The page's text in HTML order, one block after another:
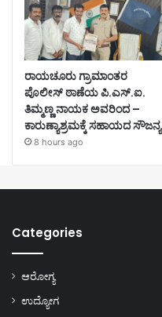
ರಾಯಚೂರು ಗ್ರಾಮಾಂತರ
ಪೊಲೀಸ್ ಠಾಣೆಯ ಪಿ.ಎಸ್.ಐ.
ತಿಮ್ಮಣ್ಣ ನಾಯಕ ಅವರಿಂದ –
ಕಾರುಣ್ಯಾಶ್ರಮಕ್ಕೆ ಸಹಾಯದ
8 hours ago
Categories
ಆರೋಗ್ಯ
ಉದ್ಯೋಗ